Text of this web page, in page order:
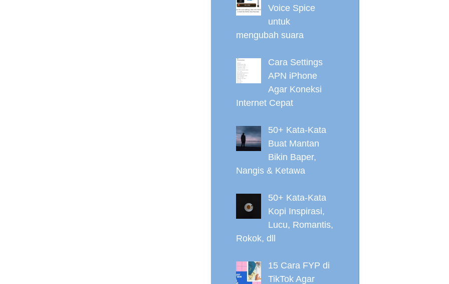
Voice Spice
untuk
mengubah suara
Cara Settings
APN iPhone
Agar Koneksi
Internet Cepat
50+ Kata-Kata
Buat Mantan
Bikin Baper,
Nangis & Ketawa
50+ Kata-Kata
Kopi Inspirasi,
Lucu, Romantis,
Rokok, dll
15 Cara FYP di
TikTok Agar